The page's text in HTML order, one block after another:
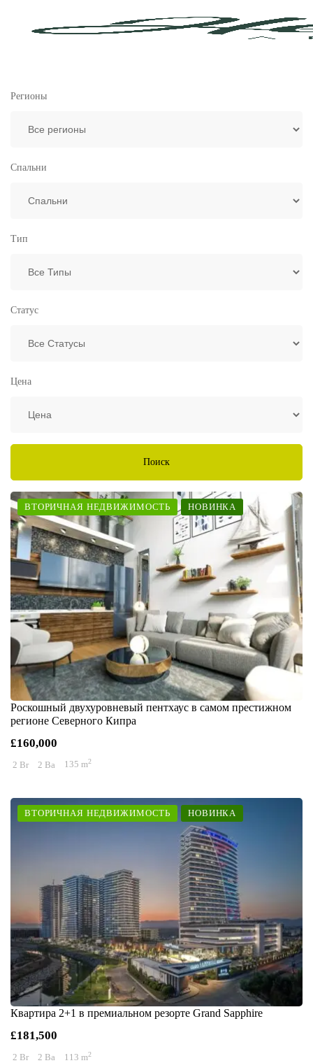
Регионы
Спальни
Тип
Статус
Цена
Поиск
ВТОРИЧНАЯ НЕДВИЖИМОСТЬ НОВИНКА
Роскошный двухуровневый пентхаус в самом престижном
регионе Северного Кипра
£160,000
2 Br 2 Ba 135 m2
ВТОРИЧНАЯ НЕДВИЖИМОСТЬ НОВИНКА
Квартира 2+1 в премиальном резорте Grand Sapphire
£181,500
2 Br 2 Ba 113 m2